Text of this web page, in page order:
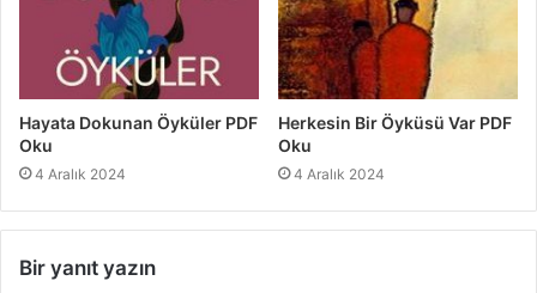
Hayata Dokunan Öyküler PDF
Oku
4 Aralık 2024
Herkesin Bir Öyküsü Var PDF
Oku
4 Aralık 2024
Bir yanıt yazın